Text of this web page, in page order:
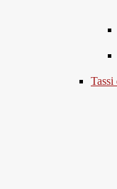
Tassi